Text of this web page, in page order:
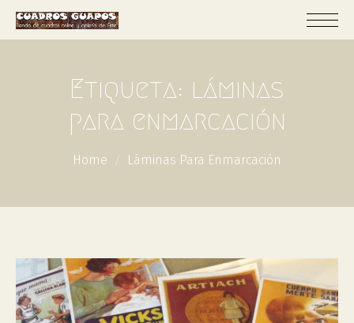
Etiqueta: láminas
para enmarcación
Home Láminas Para Enmarcación